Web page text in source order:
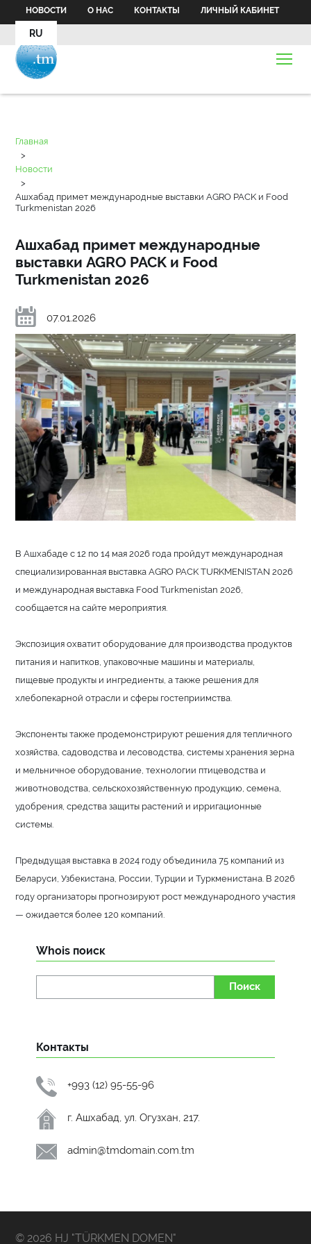
НОВОСТИ О НАС КОНТАКТЫ ЛИЧНЫЙ КАБИНЕТ
RU
Главная
>
Новости
>
Ашхабад примет международные выставки AGRO PACK и Food
Turkmenistan 2026
Ашхабад примет международные
выставки AGRO PACK и Food
Turkmenistan 2026
07.01.2026
В Ашхабаде с 12 по 14 мая 2026 года пройдут международная
специализированная выставка AGRO PACK TURKMENISTAN 2026
и международная выставка Food Turkmenistan 2026,
сообщается на сайте мероприятия.
Экспозиция охватит оборудование для производства продуктов
питания и напитков, упаковочные машины и материалы,
пищевые продукты и ингредиенты, а также решения для
хлебопекарной отрасли и сферы гостеприимства.
Экспоненты также продемонстрируют решения для тепличного
хозяйства, садоводства и лесоводства, системы хранения зерна
и мельничное оборудование, технологии птицеводства и
животноводства, сельскохозяйственную продукцию, семена,
удобрения, средства защиты растений и ирригационные
системы.
Предыдущая выставка в 2024 году объединила 75 компаний из
Беларуси, Узбекистана, России, Турции и Туркменистана. В 2026
году организаторы прогнозируют рост международного участия
— ожидается более 120 компаний.
Whois поиск
Поиск
Контакты
+993 (12) 95-55-96
г. Ашхабад, ул. Огузхан, 217.
admin@tmdomain.com.tm
© 2026 HJ "TÜRKMEN DOMEN"